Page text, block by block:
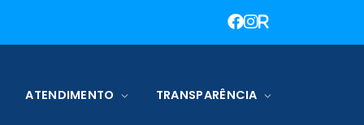
ATENDIMENTO TRANSPARÊNCIA